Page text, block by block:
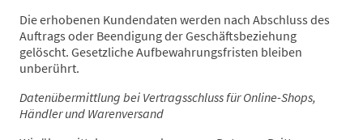
Die erhobenen Kundendaten werden nach Abschluss des
Auftrags oder Beendigung der Geschäftsbeziehung
gelöscht. Gesetzliche Aufbewahrungsfristen bleiben
unberührt.
Datenübermittlung bei Vertragsschluss für Online-Shops,
Händler und Warenversand